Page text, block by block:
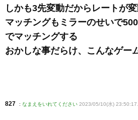
しかも3先変動だからレートが
マッチングもミラーのせいで
でマッチングする
おかしな事だらけ、こんなゲー
827 : なまえをいれてください 2023/05/10(水)